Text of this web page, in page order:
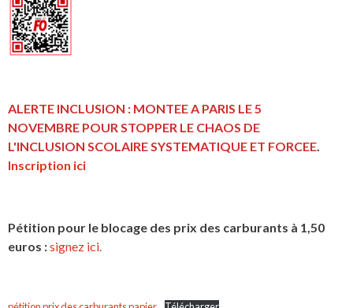
ALERTE INCLUSION : MONTEE A PARIS LE 5
NOVEMBRE POUR STOPPER LE CHAOS DE
L'INCLUSION SCOLAIRE SYSTEMATIQUE ET FORCEE
Inscription ici
Pétition pour le blocage des prix des carburants à 1,50
euros :signez ici.